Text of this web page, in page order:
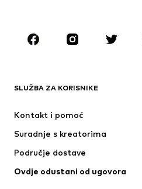
MODNE MARKE
ADIDAS SPORTSWEAR
Jordan
SLUŽBA ZA KORISNIKE
Kontakt i pomoć
Suradnje s kreatorima
Područje dostave
Ovdje odustani od ugovora